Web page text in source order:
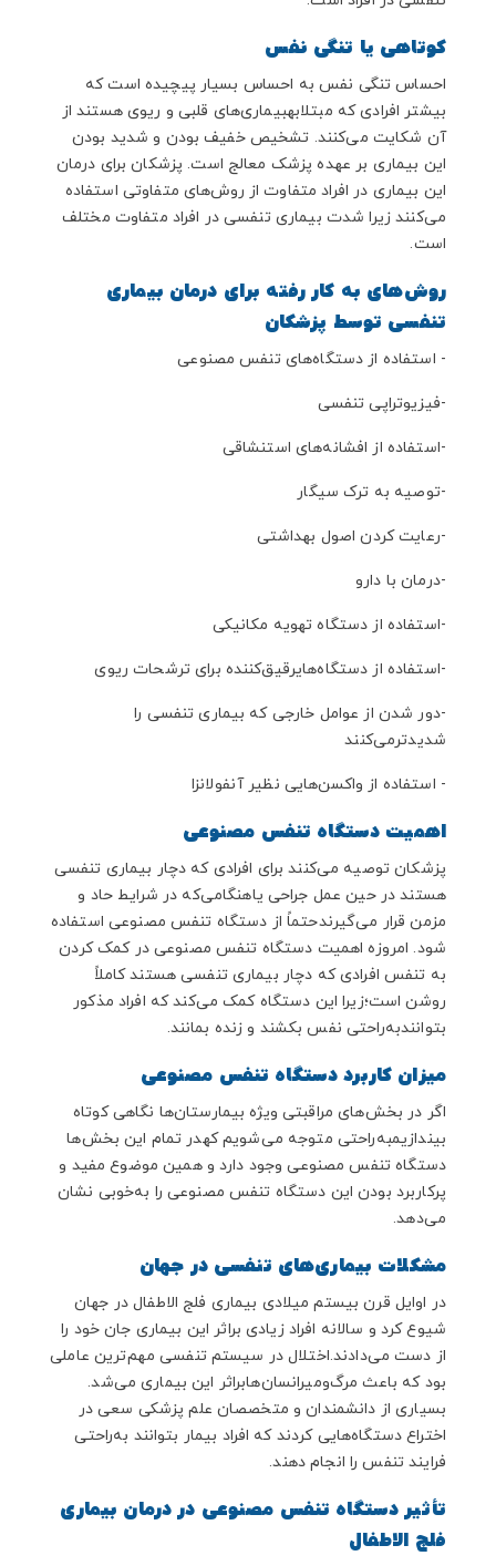
کوتاهی یا تنگی نفس
احساس تنگی نفس به احساس بسیار پیچیده است که
بیشتر افرادی که مبتلابهبیماری‌های قلبی و ریوی هستند از
آن شکایت می‌کنند. تشخیص خفیف بودن و شدید بودن
این بیماری بر عهده پزشک معالج است. پزشکان برای درمان
این بیماری در افراد متفاوت از روش‌های متفاوتی استفاده
می‌کنند زیرا شدت بیماری تنفسی در افراد متفاوت مختلف
است.
روش‌های به ‌کار رفته برای درمان بیماری
تنفسی توسط پزشکان
- استفاده از دستگاه‌های تنفس مصنوعی
-فیزیوتراپی تنفسی
-استفاده از افشانه‌های استنشاقی
-توصیه به ترک سیگار
-رعایت کردن اصول بهداشتی
-درمان با دارو
-استفاده از دستگاه تهویه مکانیکی
-استفاده از دستگاه‌هایرقیق‌کننده برای ترشحات ریوی
-دور شدن از عوامل خارجی که بیماری تنفسی را
شدیدترمی‌کنند
- استفاده از واکسن‌هایی نظیر آنفولانزا
اهمیت دستگاه تنفس مصنوعی
پزشکان توصیه می‌کنند برای افرادی که دچار بیماری تنفسی
هستند در حین عمل جراحی یاهنگامی‌که در شرایط حاد و
مزمن قرار می‌گیرندحتماً از دستگاه تنفس مصنوعی استفاده
شود. امروزه اهمیت دستگاه تنفس مصنوعی در کمک کردن
به تنفس افرادی که دچار بیماری تنفسی هستند کاملاً
روشن است؛زیرا این دستگاه کمک می‌کند که افراد مذکور
بتوانندبه‌راحتی نفس بکشند و زنده بمانند.
میزان کاربرد دستگاه تنفس مصنوعی
اگر در بخش‌های مراقبتی ویژه بیمارستان‌ها نگاهی کوتاه
بیندازیمبه‌راحتی متوجه می‌شویم کهدر تمام این بخش‌ها
دستگاه تنفس مصنوعی وجود دارد و همین موضوع مفید و
پرکاربرد بودن این دستگاه تنفس مصنوعی را به‌خوبی نشان
می‌دهد.
مشکلات بیماری‌های تنفسی در جهان
در اوایل قرن بیستم میلادی بیماری فلج الاطفال در جهان
شیوع کرد و سالانه افراد زیادی براثر این بیماری جان خود را
از دست می‌دادند.اختلال در سیستم تنفسی مهم‌ترین عاملی
بود که باعث مرگ‌ومیرانسان‌هابراثر این بیماری می‌شد.
بسیاری از دانشمندان و متخصصان علم پزشکی سعی در
اختراع دستگاه‌هایی کردند که افراد بیمار بتوانند به‌راحتی
فرایند تنفس را انجام دهند.
تأثیر دستگاه تنفس مصنوعی در درمان بیماری
فلج الاطفال